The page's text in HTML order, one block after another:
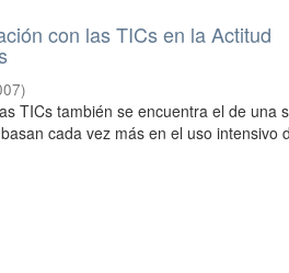
con las TICs en la Actitud
)
TICs también se encuentra el de una
cada vez más en el uso intensivo